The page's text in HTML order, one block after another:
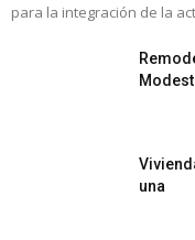
para la integración de la
una